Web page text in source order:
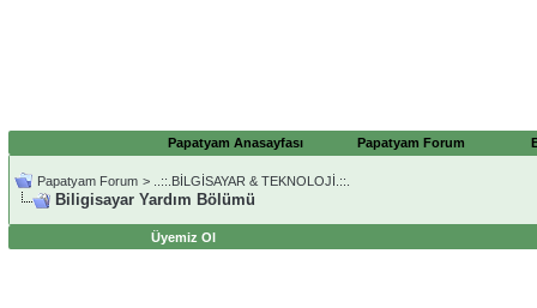
Papatyam Anasayfası Papatyam Forum
Papatyam Forum > ..::.BİLGİSAYAR & TEKNOLOJİ.::.
Biligisayar Yardım Bölümü
Üyemiz Ol